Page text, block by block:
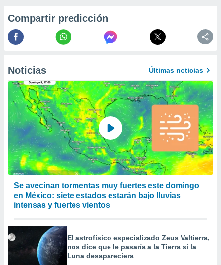
momento
en
de
un
o acceder
datos
perfiles
crear un
Compartir predicción
Noticias Últimas noticias
Se avecinan tormentas muy fuertes este domingo
en México: siete estados estarán bajo lluvias
intensas y fuertes vientos
El astrofísico especializado Zeus Valtierra,
nos dice que le pasaría a la Tierra si la
Luna desapareciera